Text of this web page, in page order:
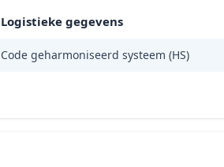
Logistieke gegevens
Code geharmoniseerd systeem (HS)